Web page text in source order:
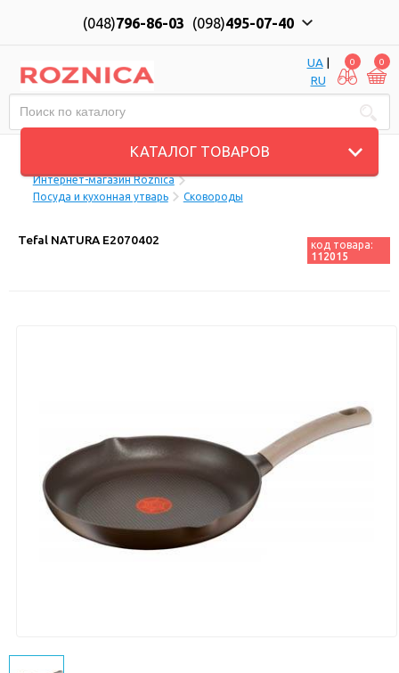
(048)796-86-03 (098)495-07-40
UA|
RU
0 0
КАТАЛОГ ТОВАРОВ
Интернет-магазин Roznica
Посуда и кухонная утварь
Сковороды
Tefal NATURA E2070402
код товара:
112015